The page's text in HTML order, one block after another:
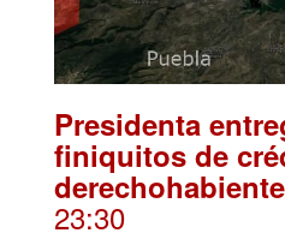
Presidenta
finiquitos de
23:30